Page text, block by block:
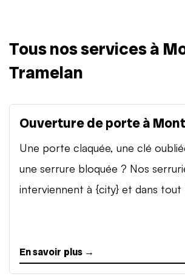
Tous nos services à
Tramelan
Ouverture de porte à
Une porte claquée, une clé
une serrure bloquée ? Nos
interviennent à {city} et dans tout
En savoir plus →